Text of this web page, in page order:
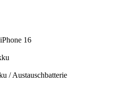
16
/ Austauschbatterie